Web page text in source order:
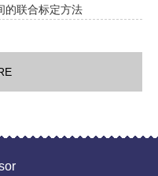
的联合标定方法